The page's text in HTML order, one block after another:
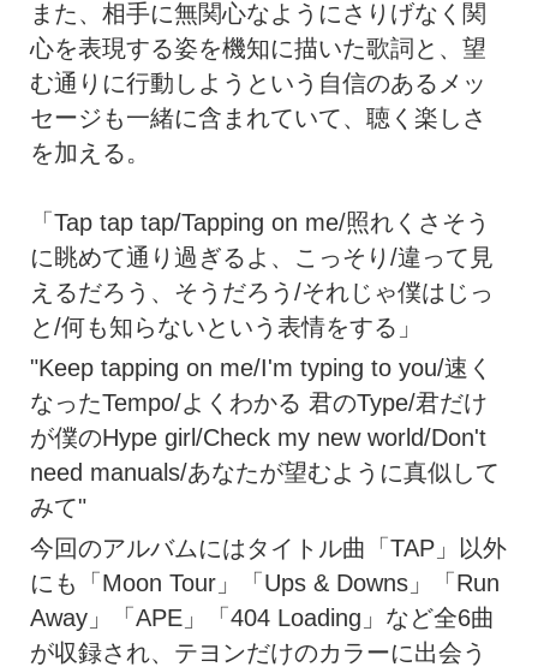
また、相手に無関心なようにさりげなく関
心を表現する姿を機知に描いた歌詞と、望
む通りに行動しようという自信のあるメッ
セージも一緒に含まれていて、聴く楽しさ
を加える。
「Tap tap tap/Tapping on me/照れくさそう
に眺めて通り過ぎるよ、こっそり/違って見
えるだろう、そうだろう/それじゃ僕はじっ
と/何も知らないという表情をする」
"Keep tapping on me/I'm typing to you/速く
なったTempo/よくわかる 君のType/君だけ
が僕のHype girl/Check my new world/Don't
need manuals/あなたが望むように真似して
みて"
今回のアルバムにはタイトル曲「TAP」以外
にも「Moon Tour」「Ups & Downs」「Run
Away」「APE」「404 Loading」など全6曲
が収録され、テヨンだけのカラーに出会う